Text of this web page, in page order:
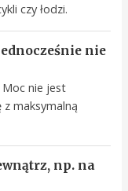
czy łodzi.
nie
Moc nie jest
z maksymalną
np. na